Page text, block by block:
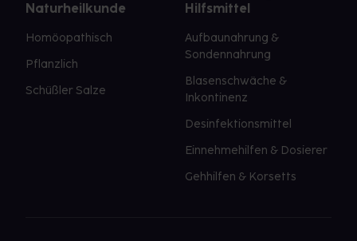
Naturheilkunde
Homöopathisch
Pflanzlich
Schüßler Salze
Hilfsmittel
Aufbaunahrung &
Sondennahrung
Blasenschwäche &
Inkontinenz
Desinfektionsmittel
Einnehmehilfen & Dosierer
Gehhilfen & Korsetts